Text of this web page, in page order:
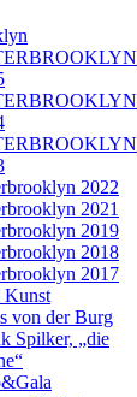
2022
2021
2019
2018
2017
Kunst
von der Burg
Spilker, „die